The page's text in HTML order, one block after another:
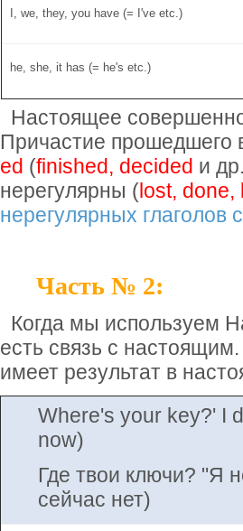
I, we, they, you have (= I've etc.)
he, she, it has (= he's etc.)
Настоящее
Причастие прошедшего
ed (finished, decided и
нерегулярны ( lost,
нерегулярных глаголов
Часть № 2:
Когда мы используем
есть связь с
имеет результат в
Where's your key?' I
now)
Где твои ключи? "Я
сейчас нет)